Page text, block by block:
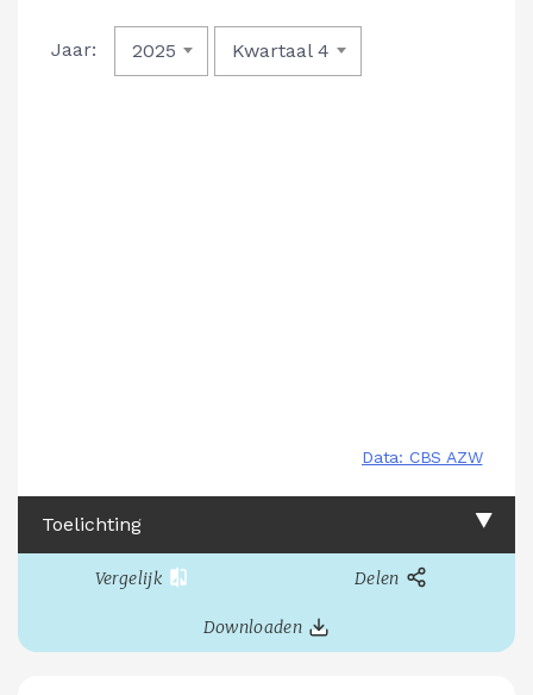
Toelichting
Vergelijk Delen
Downloaden